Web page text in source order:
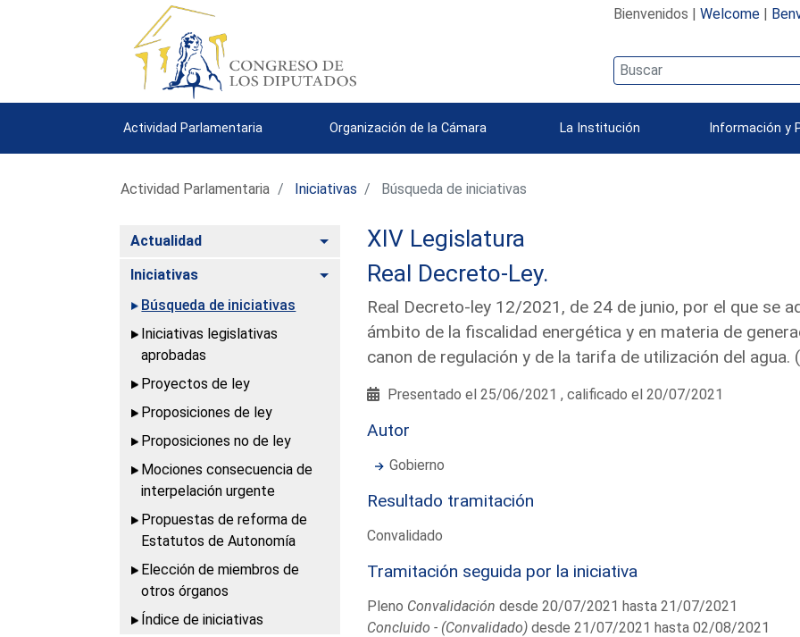
Bienvenidos | Welcome|
Actividad Parlamentaria Organización de la Cámara La Institución Información y
Actividad Parlamentaria Iniciativas Búsqueda de iniciativas
Actualidad Alternar
Iniciativas
Alternar
Búsqueda de iniciativas
Iniciativas legislativas
aprobadas
Proyectos de ley
Proposiciones de ley
Proposiciones no de ley
Mociones consecuencia de
interpelación urgente
Propuestas de reforma de
Estatutos de Autonomía
Elección de miembros de
otros órganos
Índice de iniciativas
XIV Legislatura
Real Decreto-Ley.
Real Decreto-ley 12/2021, de 24 de junio, por el que se
ámbito de la fiscalidad energética y en materia de
canon de regulación y de la tarifa de utilización del
Presentado el 25/06/2021 , calificado el 20/07/2021
Autor
Gobierno
Resultado tramitación
Convalidado
Tramitación seguida por la iniciativa
Pleno Convalidación desde 20/07/2021 hasta 21/07/2021
Concluido - (Convalidado)desde 21/07/2021 hasta 02/08/2021